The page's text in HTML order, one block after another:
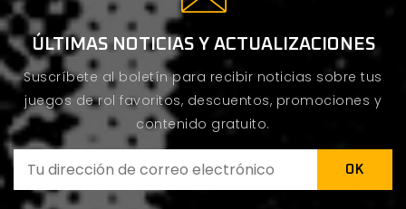
ÚLTIMAS NOTICIAS Y ACTUALIZACIONES
Suscríbete al boletín para recibir noticias sobre tus
juegos de rol favoritos, descuentos, promociones y
contenido gratuito.